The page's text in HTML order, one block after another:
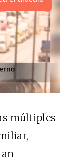
múltiples